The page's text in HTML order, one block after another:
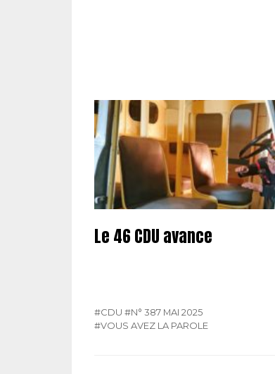
Le 46 CDU avance
#CDU #N° 387 MAI 2025
#VOUS AVEZ LA PAROLE